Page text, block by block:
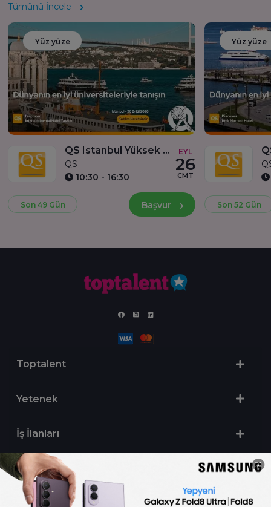
Tümünü İncele
Yüz yüze
QS Istanbul Yüksek Lisans Fuarı ve Birebir Görüşmeler
QS
10:30 - 16:30
EYL
26
CMT
Son 49 Gün Başvur
Yüz yüze
Son 52 Gün
Toptalent
Yetenek
İş İlanları
Sertifika Programları
Yetenek Testleri